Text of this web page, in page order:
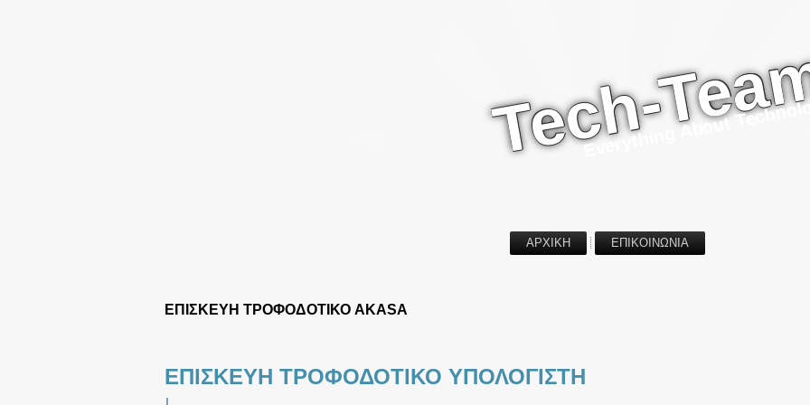
Tech-Everything About Technology
ΑΡΧΙΚΗ ΕΠΙΚΟΙΝΩΝΙΑ
ΕΠΙΣΚΕΥΗ ΤΡΟΦΟΔΟΤΙΚΟ AKASA
ΕΠΙΣΚΕΥΗ ΤΡΟΦΟΔΟΤΙΚΟ ΥΠΟΛΟΓΙΣΤΗ